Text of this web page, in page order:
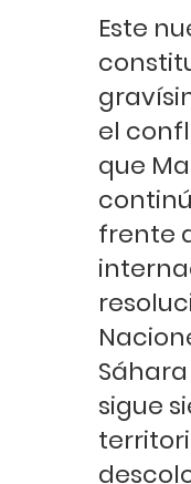
Este
el
que
frente
sigue